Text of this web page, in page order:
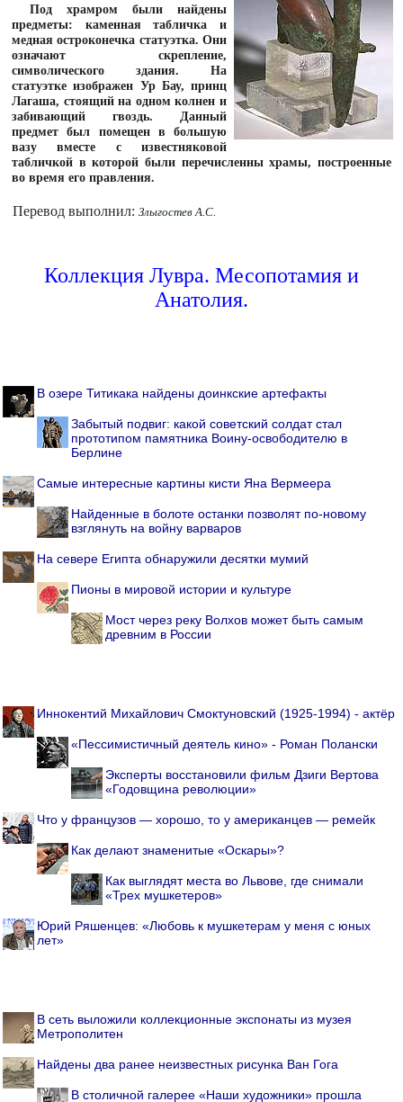
Под храмром были найдены
предметы: каменная табличка и
медная остроконечка статуэтка. Они
означают скрепление,
символического здания. На
статуэтке изображен Ур Бау, принц
Лагаша, стоящий на одном колнен и
забивающий гвоздь. Данный
предмет был помещен в большую
вазу вместе с известняковой
табличкой в которой были перечисленны храмы, построенные
во время его правления.
Перевод выполнил: Злыгостев А.С.
Коллекция Лувра. Месопотамия и
Анатолия.
В озере Титикака найдены доинкские артефакты
Забытый подвиг: какой советский солдат стал
прототипом памятника Воину-освободителю в
Берлине
Самые интересные картины кисти Яна Вермеера
Найденные в болоте останки позволят по-новому
взглянуть на войну варваров
На севере Египта обнаружили десятки мумий
Пионы в мировой истории и культуре
Мост через реку Волхов может быть самым
древним в России
Иннокентий Михайлович Смоктуновский (1925-1994) - актёр
«Пессимистичный деятель кино» - Роман Полански
Эксперты восстановили фильм Дзиги Вертова
«Годовщина революции»
Что у французов — хорошо, то у американцев — ремейк
Как делают знаменитые «Оскары»?
Как выглядят места во Львове, где снимали
«Трех мушкетеров»
Юрий Ряшенцев: «Любовь к мушкетерам у меня с юных
лет»
В сеть выложили коллекционные экспонаты из музея
Метрополитен
Найдены два ранее неизвестных рисунка Ван Гога
В столичной галерее «Наши художники» прошла